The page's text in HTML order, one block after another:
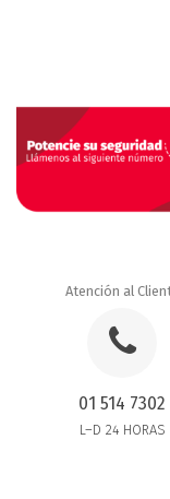
Atención al
01 514 7302
L–D 24 HORAS